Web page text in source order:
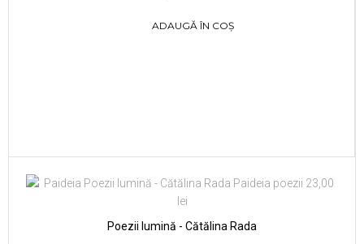
ADAUGĂ ÎN COȘ
Poezii lumină - Cătălina Rada